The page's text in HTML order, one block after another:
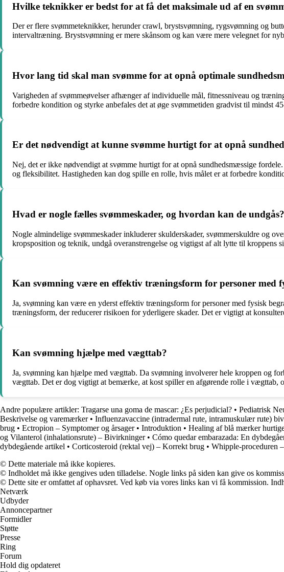
Hvilke teknikker er bedst for at få det maksimale ud af en
Der er flere svømmeteknikker, herunder crawl, brystsvømning, rygsvømning og
intervaltræning. Brystsvømning er mere skånsom og kan være mere velegnet for
Hvor lang tid skal man svømme for at opnå optimale
Varigheden af svømmeøvelser afhænger af individuelle mål, fitnessniveau og
forbedre kondition og styrke anbefales det at øge svømmetiden gradvist til mindst
Er det nødvendigt at kunne svømme hurtigt for at opnå
Nej, det er ikke nødvendigt at svømme hurtigt for at opnå sundhedsmæssige
og fleksibilitet. Hastigheden kan dog spille en rolle, hvis målet er at forbedre
Hvad er nogle fælles svømmeskader, og hvordan kan de undgås?
Nogle almindelige svømmeskader inkluderer skulderskader, svømmerskuldre og
kropsposition og teknik, undgå overanstrengelse og vigtigst af alt lytte til kroppens
Kan svømning være en effektiv træningsform for personer med
Ja, svømning kan være en yderst effektiv træningsform for personer med fysisk
træningsform, der reducerer risikoen for yderligere skader. Det er vigtigt at
Kan svømning hjælpe med vægttab?
Ja, svømning kan hjælpe med vægttab. Da svømning involverer hele kroppen og
vægttab. Det er dog vigtigt at bemærke, at kost spiller en afgørende rolle i vægttab,
Andre populære artikler: Tragarse una goma de mascar: ¿Es perjudicial? • Pediatrisk
Beskrivelse og varemærker• Influenzavaccine (intradermal rute, intramuskulær rute)
brug • Ectropion – Symptomer og årsager• Introduktion • Healing af blå mærker
og Vilanterol (inhalationsrute) – Bivirkninger• Cómo quedar embarazada: En
dybdegående artikel • Corticosteroid (rektal vej) – Korrekt brug • Whipple-proceduren
© Dette materiale må ikke kopieres.
© Indholdet må ikke gengives uden tilladelse. Nogle links på siden kan give os
© Dette site er omfattet af ophavsret. Ved køb via vores links kan vi få kommission.
Netværk
Udbyder
Annoncepartner
Formidler
Støtte
Presse
Ring
Forum
Hold dig opdateret